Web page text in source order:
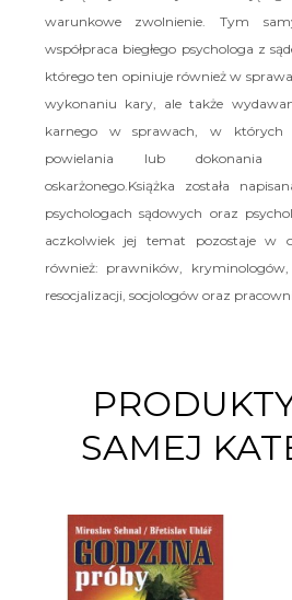
warunkowe zwolnienie. Tym
współpraca biegłego psychologa z
którego ten opiniuje również w
wykonaniu kary, ale także
karnego w sprawach, w których
powielania lub dokonania
oskarżonego.Książka została
psychologach sądowych oraz
aczkolwiek jej temat pozostaje w
również: prawników,
resocjalizacji, socjologów oraz
SAMEJ